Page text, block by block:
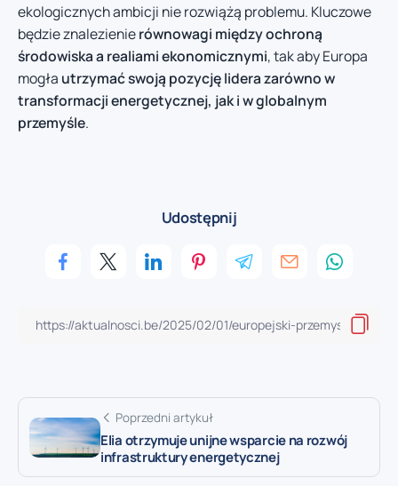
ekologicznych ambicji nie rozwiążą problemu. Kluczowe
będzie znalezienierównowagi między ochroną
środowiska a realiami ekonomicznymi, tak aby Europa
mogła utrzymać swoją pozycję lidera zarówno w
transformacji energetycznej, jak i w globalnym
przemyśle.
Udostępnij
Poprzedni artykuł
Elia otrzymuje unijne wsparcie na rozwój
infrastruktury energetycznej